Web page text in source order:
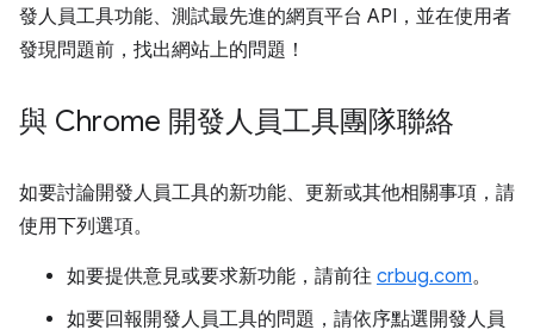
發人員工具功能、測試最先進的網頁平台 API，並在使用者
發現問題前，找出網站上的問題！
與 Chrome 開發人員工具團隊聯絡
如要討論開發人員工具的新功能、更新或其他相關事項，請
使用下列選項。
如要提供意見或要求新功能，請前往 crbug.com。
如要回報開發人員工具的問題，請依序點選開發人員